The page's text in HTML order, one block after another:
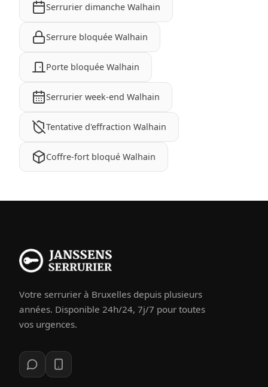
Serrurier dimanche Walhain
Serrure bloquée Walhain
Porte bloquée Walhain
Serrurier week-end Walhain
Tentative d'effraction Walhain
Coffre-fort bloqué Walhain
Votre serrurier à Bruxelles depuis plusieurs
années. Disponible 24h/24, 7j/7 pour toutes
vos urgences.